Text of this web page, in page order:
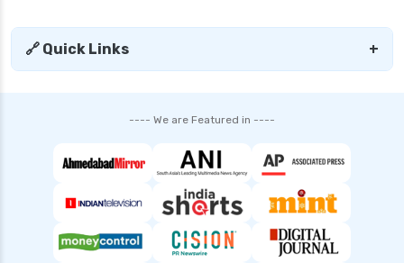
🔗 Quick Links +
---- We are Featured in ----